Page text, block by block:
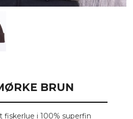
BRUN
fiskerlue i 100% superfin